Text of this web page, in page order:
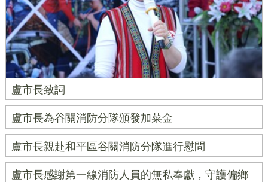
盧市長致詞
盧市長為谷關消防分隊頒發加菜金
盧市長親赴和平區谷關消防分隊進行慰問
盧市長感謝第一線消防人員的無私奉獻，守護偏鄉